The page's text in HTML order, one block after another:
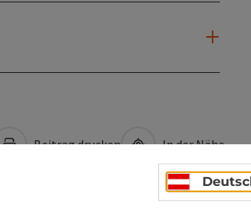
Beitrag drucken In der Nähe